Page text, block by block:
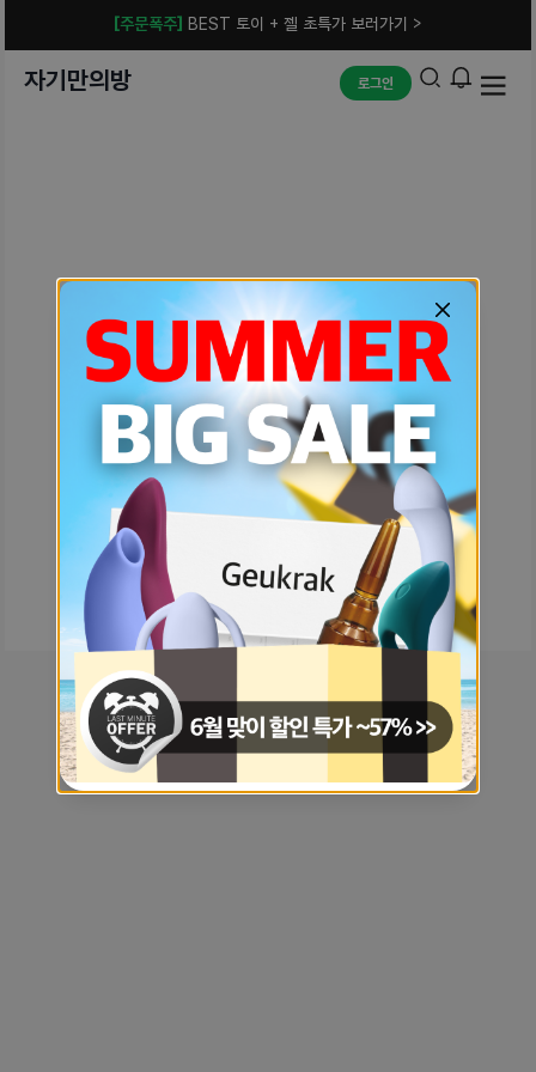
[주문폭주] BEST 토이 + 젤 초특가 보러가기 >
자기만의방 로그인
예상치 못한 에러입니다.